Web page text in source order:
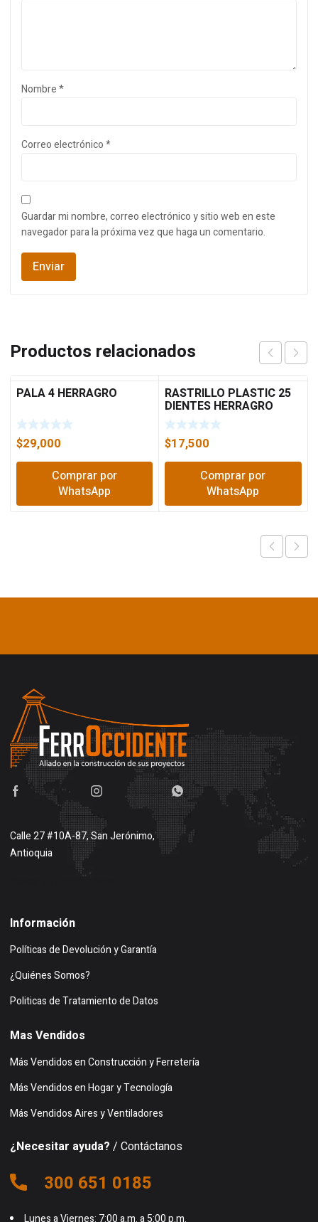
Nombre*
Correo electrónico*
Guardar mi nombre, correo electrónico y sitio web en este
navegador para la próxima vez que haga un comentario.
Productos relacionados
PALA 4 HERRAGRO
$29,000
Comprar por
WhatsApp
RASTRILLO PLASTIC 25
DIENTES HERRAGRO
$17,500
Comprar por
WhatsApp
Calle 27 #10A-87, San Jerónimo,
Antioquia
Información
Políticas de Devolución y Garantía
¿Quiénes Somos?
Politicas de Tratamiento de Datos
Mas Vendidos
Más Vendidos en Construcción y Ferretería
Más Vendidos en Hogar y Tecnología
Más Vendidos Aires y Ventiladores
¿Necesitar ayuda? / Contáctanos
300 651 0185
Lunes a Viernes: 7:00 a.m. a 5:00 p.m.